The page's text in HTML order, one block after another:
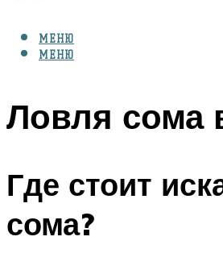
МЕНЮ
МЕНЮ
Ловля сома
Где стоит
сома?